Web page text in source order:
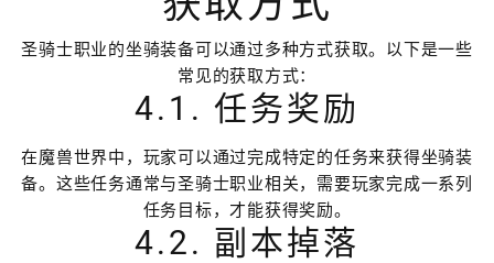
圣骑士职业的坐骑装备可以通过多种方式获取。以下是一些
常见的获取方式：
4.1. 任务奖励
在魔兽世界中，玩家可以通过完成特定的任务来获得坐骑装
备。这些任务通常与圣骑士职业相关，需要玩家完成一系列
任务目标，才能获得奖励。
4.2. 副本掉落